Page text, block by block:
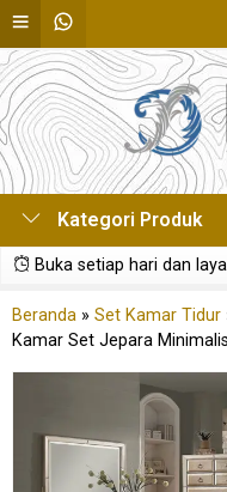
Kategori Produk
Buka setiap hari dan
Beranda » Set Kamar Tidur
Kamar Set Jepara